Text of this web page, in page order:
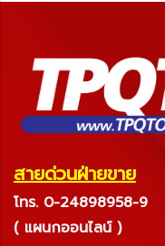
สายด่วนฝ่ายขาย
โทร. 0-24898958-9
( แผนกออนไลน์ )